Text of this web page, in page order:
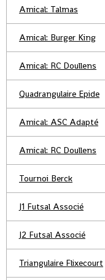
Amical: Talmas
Amical: Burger King
Amical: RC Doullens
Quadrangulaire Epide
Amical: ASC Adapté
Amical: RC Doullens
Tournoi Berck
J1 Futsal Associé
J2 Futsal Associé
Triangulaire Flixecourt